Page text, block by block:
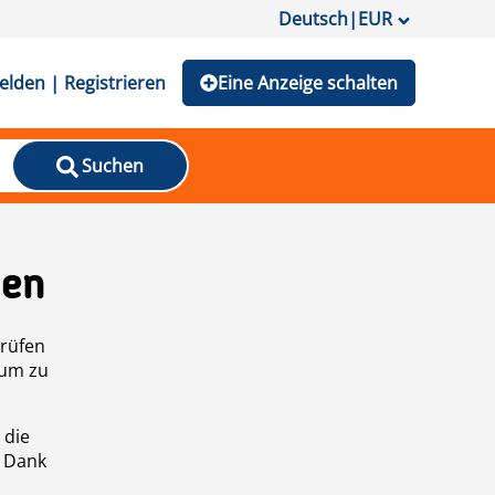
Deutsch|EUR
| Registrieren Eine Anzeige schalten
Suchen
zu
die